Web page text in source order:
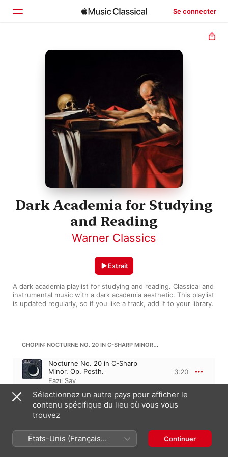
Se connecter
Accueil
Rechercher
Dark Academia for Studying
and Reading
Warner Classics
A dark academia playlist for studying and reading. Classical and
instrumental music with a dark academia aesthetic. This playlist
is updated regularly, so if you like a track, add it to your library.
Extrait
CHOPIN: NOCTURNE NO. 20 IN C-SHARP MINOR, OP. POSTH.
Nocturne No. 20 in C-Sharp
Minor, Op. Posth.
Fazıl Say
3:20
WOLFGANG AMADEUS MOZART
Requiem en ré mineur, K. 626, KV 626
Clarinet, Organ and Fender Rhodes)
Bruno Fontaine,Pierre Génisson
3:09
Sélectionnez un autre pays pour afficher le
contenu spécifique du lieu où vous vous
trouvez
États-Unis (Français
France)
Continuer